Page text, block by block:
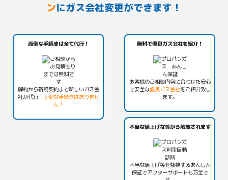
ンにガス会社変更ができます！
面倒な手続きは全て代行！
解約から新規契約まで新しいガス会
社が代行！ 面倒な手続きはありませ
ん！
無料で優良ガス会社を紹介！
お客様のご相談内容に合わせた安心
で安全な優良ガス会社をご紹介致し
ます。
不当な値上げな等から解放されます
不当な値上げ等を監視するあんしん
保証でアフターサポートも万全で